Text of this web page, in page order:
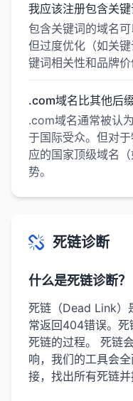
我应该注册包含关键
包含关键词的域名可
但过度优化（如关
键词相关性和品牌价
.com域名比其他后
.com域名通常被认
于国际受众。但对
应的国家顶级域名
势。
死链诊断
什么是死链诊断？
死链（Dead Link）
常返回404错误。死
死链的过程。 死链
响，我们的工具会
接，找出所有死链并